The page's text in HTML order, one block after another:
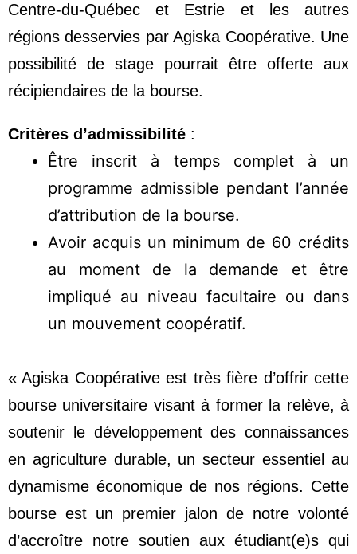
Centre-du-Québec et Estrie et les autres
régions desservies par Agiska Coopérative. Une
possibilité de stage pourrait être offerte aux
récipiendaires de la bourse.
Critères d’admissibilité :
Être inscrit à temps complet à un
programme admissible pendant l’année
d’attribution de la bourse.
Avoir acquis un minimum de 60 crédits
au moment de la demande et être
impliqué au niveau facultaire ou dans
un mouvement coopératif.
« Agiska Coopérative est très fière d’offrir cette
bourse universitaire visant à former la relève, à
soutenir le développement des connaissances
en agriculture durable, un secteur essentiel au
dynamisme économique de nos régions. Cette
bourse est un premier jalon de notre volonté
d’accroître notre soutien aux étudiant(e)s qui